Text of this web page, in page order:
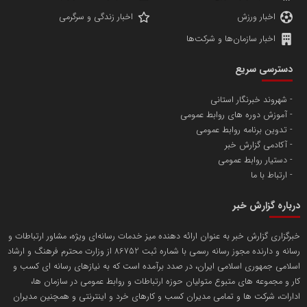
پایگاه اطلاع رسانی اعتلای نهادهای مردمی
تامین آهن اسفنجی تولیدکنندگان فولاد در کشور
تریبون
انتشار گسترده محتوا در رسانه گزارش خبر
مسعودصادقی
اخبار ورزش
اخبار زندگی و سرگرمی
اخبار سازمان‌ها و شرکت‌ها
دسترسی سریع
شهروند خبرنگار استانی
آموزش دوره های روابط عمومی
تدوین برنامه روابط عمومی
آکادمی گزارش خبر
دستیار روابط عمومی
ارتباط با ما
درباره گزارش خبر
خبرگزاری گزارش خبر به عنوان ارائه دهنده میز خدمات رسانه‌ای ویژه، مشاور ارتباطات و
رسانه و دارنده مجوز رسانه رسمی با شماره ثبت 86752 از وزارت محترم فرهنگ و ارشاد
اسلامی جمهوری اسلامی ایران، در صدد برآمده است که به نیازهای رسانه ای کسب و
کار و مجموعه های متبوع متولیان حوزه ارتباطات و روابط عمومی در سازمان ها،
ادارات، شرکت ها و تمامی مدیران کسب و کارهای خرد و اینترنتی و همچنین مدیران